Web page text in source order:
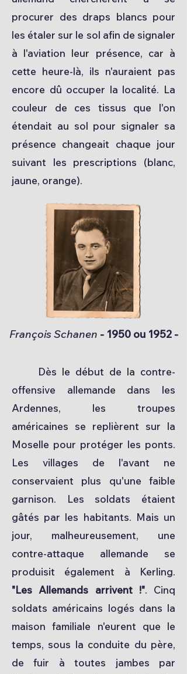
procurer des draps blancs pour
les étaler sur le sol afin de signaler
à l'aviation leur présence, car à
cette heure-là, ils n'auraient pas
encore dû occuper la localité. La
couleur de ces tissus que l'on
étendait au sol pour signaler sa
présence changeait chaque jour
suivant les prescriptions (blanc,
jaune, orange).
François Schanen - 1950 ou 1952 -
Dès le début de la contre-
offensive allemande dans les
Ardennes, les troupes
américaines se replièrent sur la
Moselle pour protéger les ponts.
Les villages de l'avant ne
conservaient plus qu'une faible
garnison. Les soldats étaient
gâtés par les habitants. Mais un
jour, malheureusement, une
contre-attaque allemande se
produisit également à Kerling.
"Les Allemands arrivent !". Cinq
soldats américains logés dans la
maison familiale n'eurent que le
temps, sous la conduite du père,
de fuir à toutes jambes par